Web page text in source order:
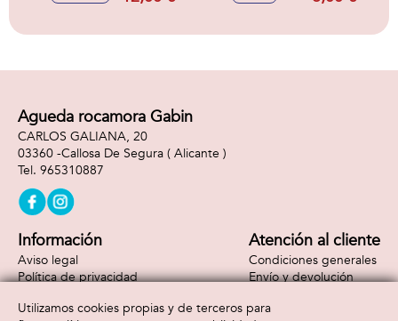
Agueda rocamora Gabin
CARLOS GALIANA, 20
03360 -Callosa De Segura ( Alicante )
965310887
Información
Aviso legal
Política de privacidad
Atención al cliente
Condiciones generales
Envío y devolución
Formas de pago
Utilizamos cookies propias y de terceros para